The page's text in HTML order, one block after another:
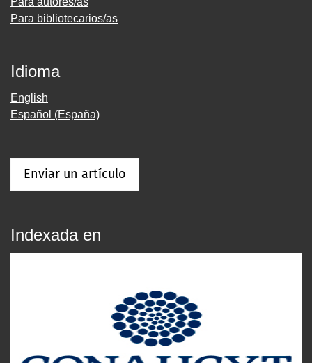
Para bibliotecarios/as
Idioma
English
Español (España)
Enviar un artículo
Indexada en